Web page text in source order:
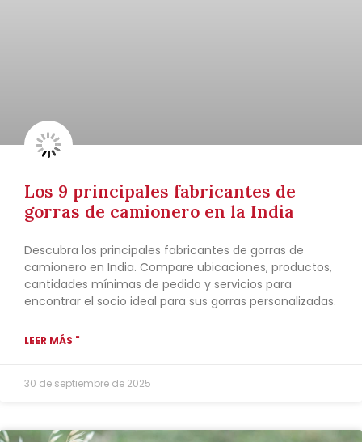
Los 9 principales fabricantes de
gorras de camionero en la India
Descubra los principales fabricantes de gorras de
camionero en India. Compare ubicaciones, productos,
cantidades mínimas de pedido y servicios para
encontrar el socio ideal para sus gorras personalizadas.
LEER MÁS "
30 de septiembre de 2025